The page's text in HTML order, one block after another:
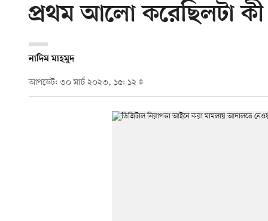
প্রথম আলো করেছিলটা কী
নাদিম মাহমুদ
আপডেট: ৩০ মার্চ ২০২৩, ১৫: ১২